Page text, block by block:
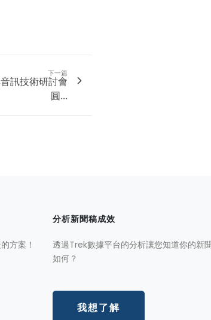
下一篇
訊技術研討會
圓...
方案！
分析新聞稿成效
透過Trek數據平台的分析讓您知道你的新
如何？
我想了解